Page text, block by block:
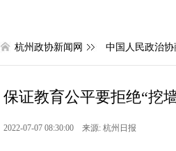
杭州政协新闻网 中国人民政治
保证教育公平要拒绝“挖
2022-07-07 08:30:00 来源: 杭州日报